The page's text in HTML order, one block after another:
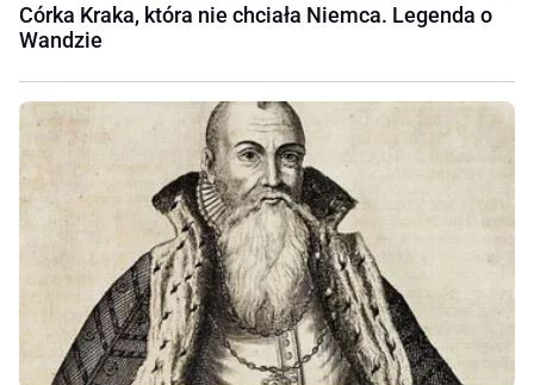
Córka Kraka, która nie chciała Niemca. Legenda o
Wandzie